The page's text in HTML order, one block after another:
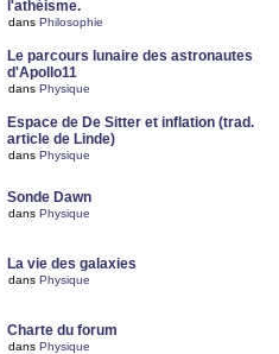
l'athéisme.
dans Philosophie
Le parcours lunaire des astronautes
d'Apollo11
dans Physique
Espace de De Sitter et inflation (trad.
article de Linde)
dans Physique
Sonde Dawn
dans Physique
La vie des galaxies
dans Physique
Charte du forum
dans Physique